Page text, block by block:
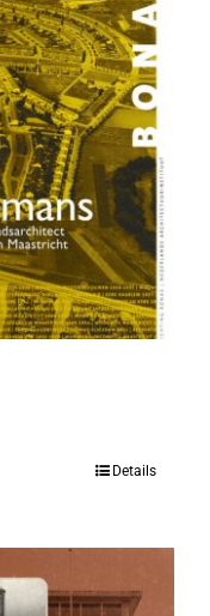
Details